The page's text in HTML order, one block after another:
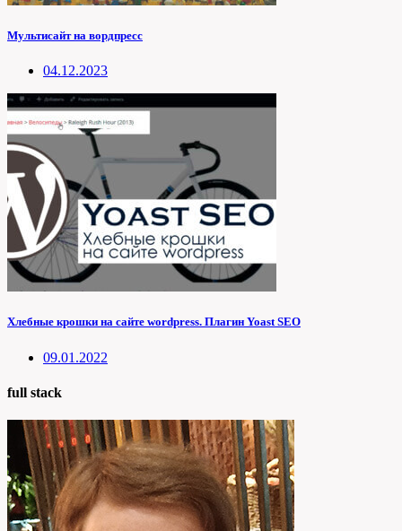
Мультисайт на вордпресс
04.12.2023
Хлебные крошки на сайте wordpress. Плагин Yoast SEO
09.01.2022
full stack